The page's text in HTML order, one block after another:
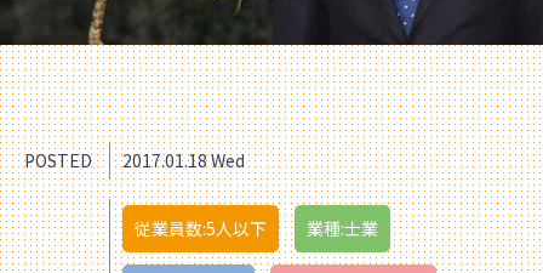
POSTED 2017.01.18 Wed
従業員数:5人以下 業種:士業